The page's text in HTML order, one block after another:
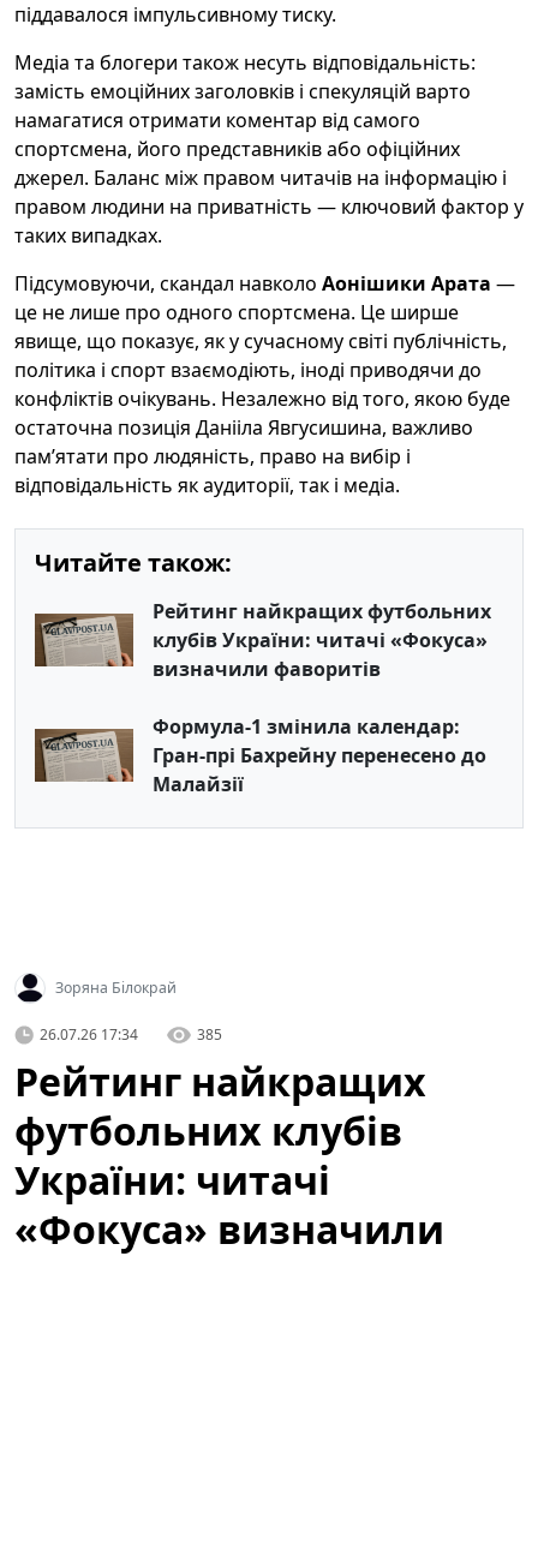
піддавалося імпульсивному тиску.
Медіа та блогери також несуть відповідальність:
замість емоційних заголовків і спекуляцій варто
намагатися отримати коментар від самого
спортсмена, його представників або офіційних
джерел. Баланс між правом читачів на інформацію і
правом людини на приватність — ключовий фактор у
таких випадках.
Підсумовуючи, скандал навколо Аонішики Арата —
це не лише про одного спортсмена. Це ширше
явище, що показує, як у сучасному світі публічність,
політика і спорт взаємодіють, іноді приводячи до
конфліктів очікувань. Незалежно від того, якою буде
остаточна позиція Данііла Явгусишина, важливо
пам’ятати про людяність, право на вибір і
відповідальність як аудиторії, так і медіа.
Читайте також:
Рейтинг найкращих футбольних
клубів України: читачі «Фокуса»
визначили фаворитів
Формула-1 змінила календар:
Гран-прі Бахрейну перенесено до
Малайзії
Зоряна Білокрай
26.07.26 17:34 385
Рейтинг найкращих
футбольних клубів
України: читачі
«Фокуса» визначили